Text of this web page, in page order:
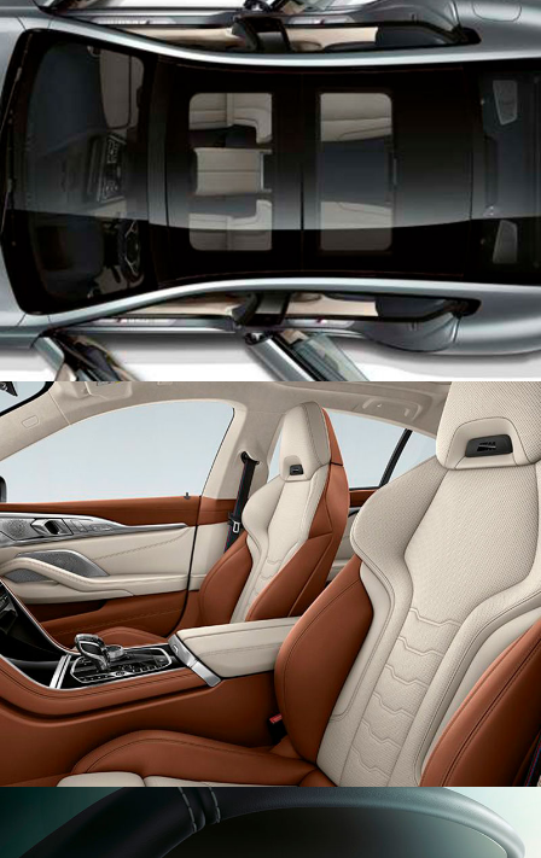
ПАНОРАМНАЯ СТЕКЛЯННАЯ КРЫША
КОЖАНАЯ ОБИВКА MERINO